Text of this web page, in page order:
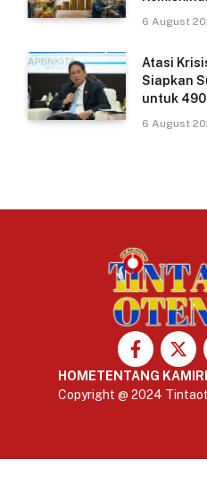
6 August
Atasi
Siapkan
untuk 490
6 August
HOMETENTANG KAMI
Copyright @ 2024